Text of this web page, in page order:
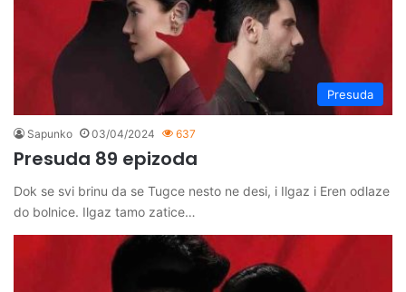
Presuda
Sapunko 03/04/2024 637
Presuda 89 epizoda
Dok se svi brinu da se Tugce nesto ne desi, i Ilgaz i Eren odlaze
do bolnice. Ilgaz tamo zatice…